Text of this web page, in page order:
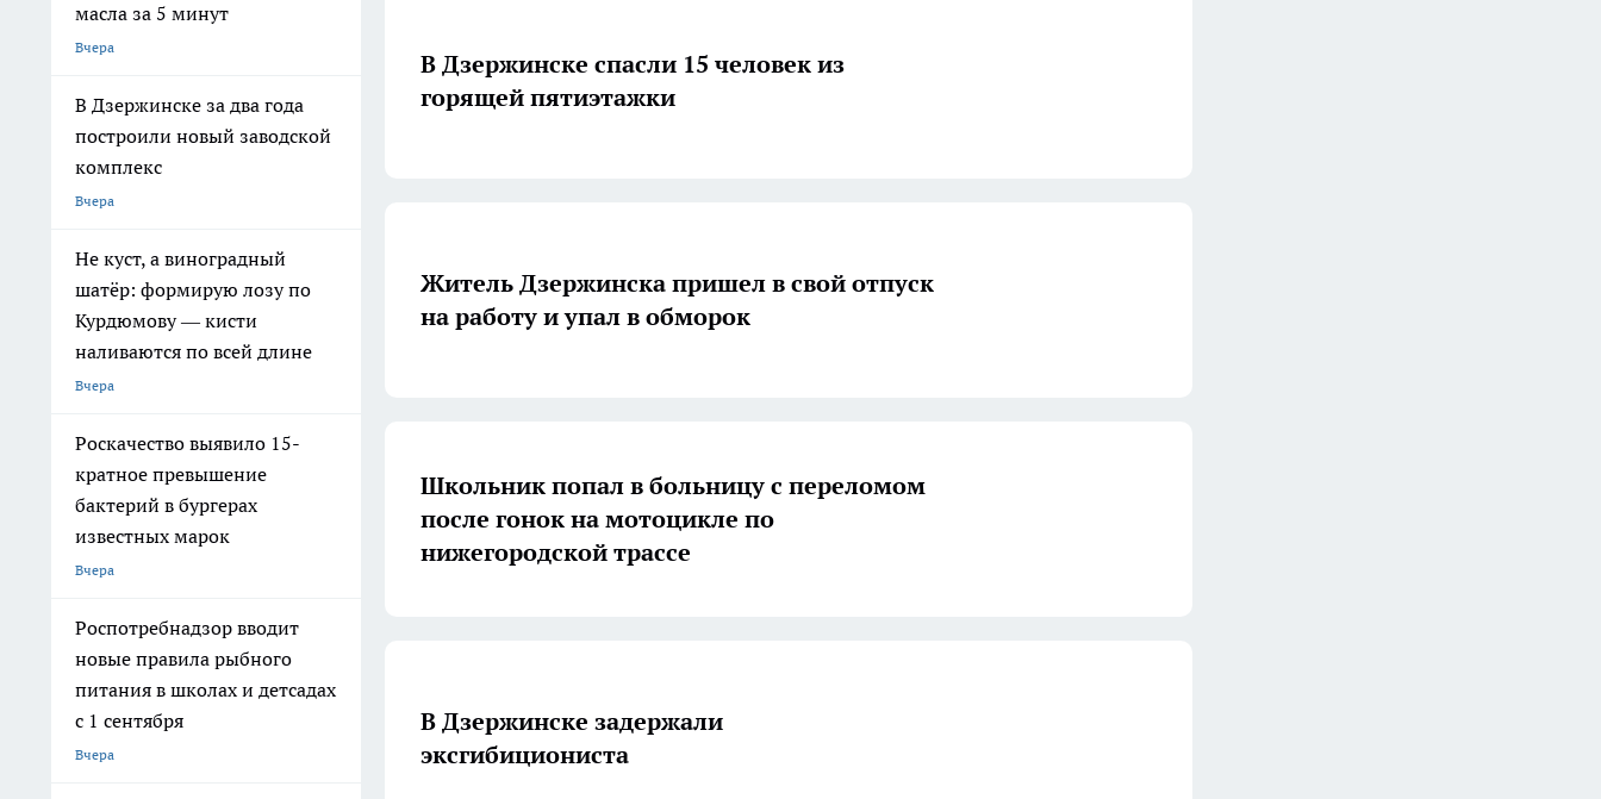
масла за 5 минут
Вчера
В Дзержинске за два года
построили новый заводской
комплекс
Вчера
Не куст, а виноградный
шатёр: формирую лозу по
Курдюмову — кисти
наливаются по всей длине
Вчера
Роскачество выявило 15-
кратное превышение
бактерий в бургерах
известных марок
Вчера
Роспотребнадзор вводит
новые правила рыбного
питания в школах и детсадах
с 1 сентября
Вчера
В Дзержинске спасли 15 человек из
горящей пятиэтажки
Житель Дзержинска пришел в свой отпуск
на работу и упал в обморок
Школьник попал в больницу с переломом
после гонок на мотоцикле по
нижегородской трассе
В Дзержинске задержали
эксгибициониста